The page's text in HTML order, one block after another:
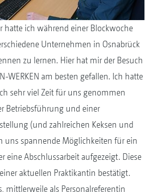
hatte ich während einer Blockwoche
Unternehmen in Osnabrück
zu lernen. Hier hat mir der Besuch
WERKEN am besten gefallen. Ich hatte
sehr viel Zeit für uns genommen
Betriebsführung und einer
(und zahlreichen Keksen und
uns spannende Möglichkeiten für ein
eine Abschlussarbeit aufgezeigt. Diese
aktuellen Praktikantin bestätigt.
mittlerweile als Personalreferentin